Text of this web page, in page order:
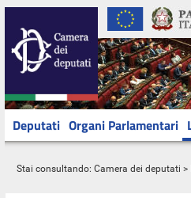
Deputati Organi Parlamentari
Stai consultando: Camera dei deputati >